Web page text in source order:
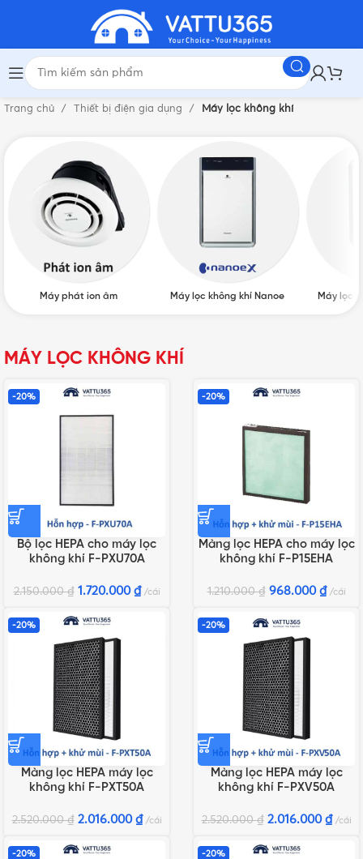
Trang chủ Thiết bị điện gia dụng Máy lọc không khí
Máy phát ion âm Máy lọc không khí Nanoe Máy lọc
MÁY LỌC KHÔNG KHÍ
-20%
Bộ lọc HEPA cho máy lọc
không khí F-PXU70A
2.150.000₫ 1.720.000 ₫ cái
-20%
Màng lọc HEPA cho máy lọc
không khí F-P15EHA
1.210.000₫ 968.000 ₫ cái
-20%
Màng lọc HEPA máy lọc
không khí F-PXT50A
2.520.000₫ 2.016.000 ₫ cái
-20%
Màng lọc HEPA máy lọc
không khí F-PXV50A
2.520.000₫ 2.016.000 ₫ cái
-20% -20%